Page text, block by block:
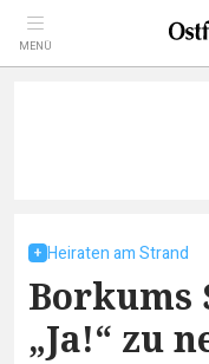
MENÜ
Heiraten am Strand
Borkums
„Ja!“ zu